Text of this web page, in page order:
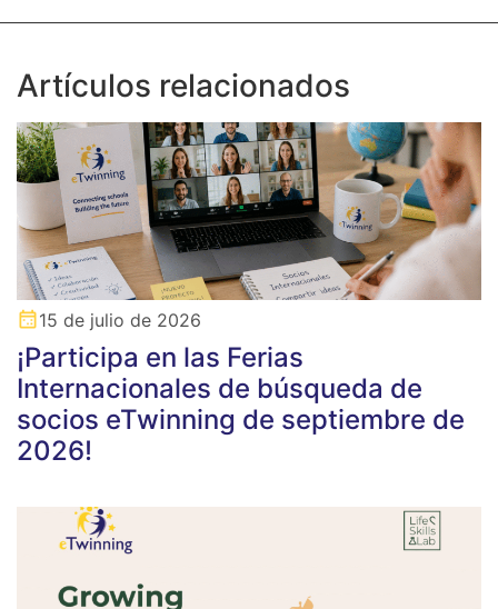
Artículos relacionados
15 de julio de 2026
¡Participa en las Ferias
Internacionales de búsqueda de
socios eTwinning de septiembre de
2026!